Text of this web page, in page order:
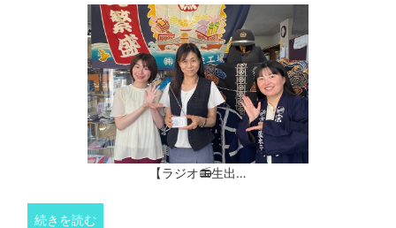
【ラジオ📻生出…
続きを読む